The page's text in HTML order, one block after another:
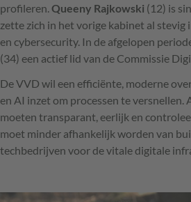
profileren.Queeny Rajkowski (12) is
zette zich in het vorige kabinet al
en cybersecurity. In de afgelopen
(34) een actief lid van de Commissie
De VVD wil een efficiënte, moderne
en AI inzet om processen te versnellen.
moeten transparant, eerlijk en
moet minder afhankelijk worden van
techbedrijven voor de vitale digitale